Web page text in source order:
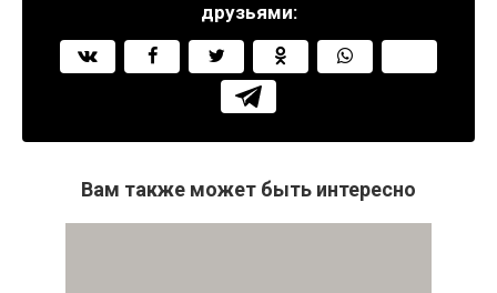
друзьями:
Вам также может быть интересно